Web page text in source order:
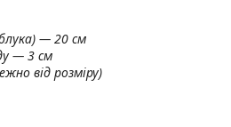
— 20 см
— 3 см
від розміру)